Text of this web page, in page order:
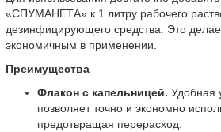
«СПУМАНЕТА» к 1 литру рабочего
дезинфицирующего средства. Это
экономичным в применении.
Преимущества
Флакон с капельницей. Удобная
позволяет точно и экономно
предотвращая перерасход.